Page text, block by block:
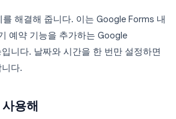
를 해결해 줍니다. 이는 Google Forms 내
예약 기능을 추가하는 Google
니다. 날짜와 시간을 한 번만 설정하면
다.
용해